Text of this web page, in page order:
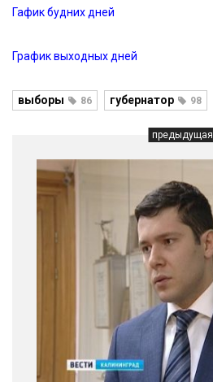
Гафик будних дней
График выходных дней
выборы 86 губернатор 98
предыдущая